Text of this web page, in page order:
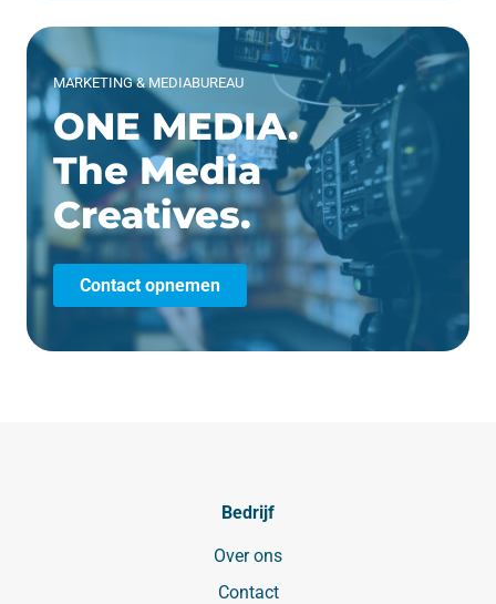
MARKETING & MEDIABUREAU
ONE MEDIA.
The Media
Creatives.
Contact opnemen
Bedrijf
Over ons
Contact